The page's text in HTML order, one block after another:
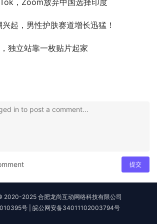
兴起，男性护肤赛道增长迅猛！
独立站靠一枚贴片起家
in to post a comment...
提交
2025 合肥龙尚互动网络科技有限公司
号
皖公网安备34011102003794号